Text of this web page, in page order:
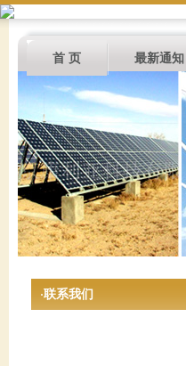
首 页 最新通知
·联系我们